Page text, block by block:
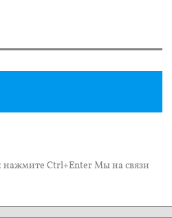
нажмите Ctrl+Enter Мы на связи